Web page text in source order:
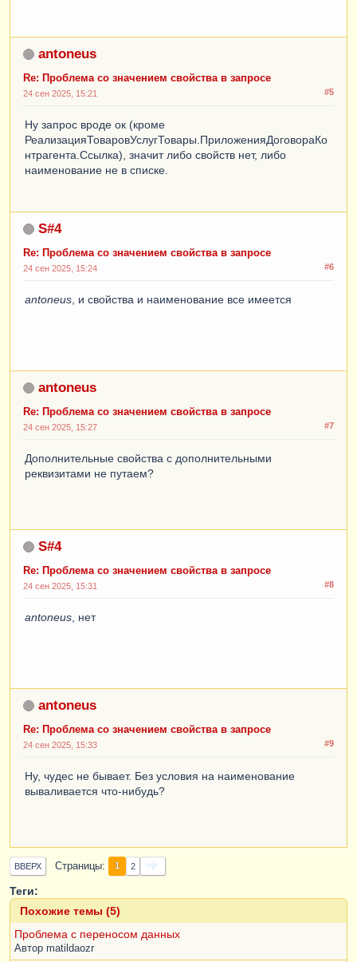
antoneus
Re: Проблема со значением свойства в запросе
#5
24 сен 2025, 15:21
Ну запрос вроде ок (кроме
РеализацияТоваровУслугТовары.ПриложенияДоговораКо
нтрагента.Ссылка), значит либо свойств нет, либо
наименование не в списке.
S#4
Re: Проблема со значением свойства в запросе
#6
24 сен 2025, 15:24
antoneus , и свойства и наименование все имеется
antoneus
Re: Проблема со значением свойства в запросе
#7
24 сен 2025, 15:27
Дополнительные свойства с дополнительными
реквизитами не путаем?
S#4
Re: Проблема со значением свойства в запросе
#8
24 сен 2025, 15:31
antoneus , нет
antoneus
Re: Проблема со значением свойства в запросе
#9
24 сен 2025, 15:33
Ну, чудес не бывает. Без условия на наименование
вываливается что-нибудь?
ВВЕРХ Страницы 1 2
Теги:
Похожие темы (5)
Проблема с переносом данных
Автор matildaozr